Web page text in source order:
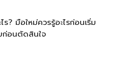
ร? มือใหม่ควรรู้อะไรก่อนเริ่ม
อนตัดสินใจ